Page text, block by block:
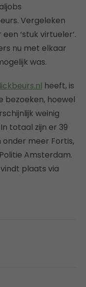
Vergeleken
‘stuk virtueler’.
nu met elkaar
was.
heeft, is
bezoeken, hoewel
weinig
totaal zijn er 39
meer Fortis,
Amsterdam.
plaats via